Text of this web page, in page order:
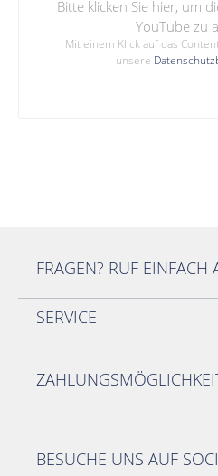
Bitte klicken Sie hier, um
YouTube zu
Mit einem Klick auf das
unsere
FRAGEN? RUF EINFACH
SERVICE
BESUCHE UNS AUF